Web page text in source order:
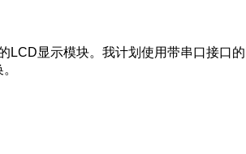
LCD显示模块。我计划使用带串口接口